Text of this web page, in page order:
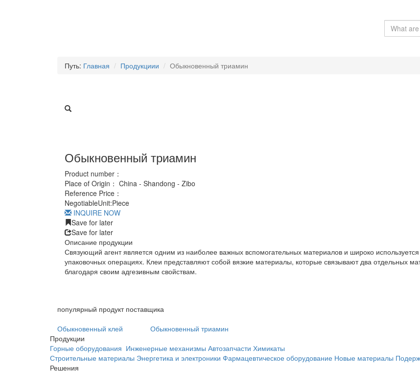
Путь: Главная Продукциии Обыкновенный триамин
Обыкновенный триамин
Product number：
Place of Origin： China - Shandong - Zibo
Reference Price：
NegotiableUnit:Piece
INQUIRE NOW
Save for later
Save for later
Описание продукции
Связующий агент является одним из наиболее важных вспомогательных материалов и широко
упаковочных операциях. Клеи представляют собой вязкие материалы, которые связывают два отдельных
благодаря своим адгезивным свойствам.
популярный продукт поставщика
Обыкновенный клей
Обыкновенный триамин
Продукции
Горные оборудования Инженерные механизмы Автозапчасти Химикаты
Строительные материалы Энергетика и электроники Фармацевтическое оборудование Новые материалы
Решения